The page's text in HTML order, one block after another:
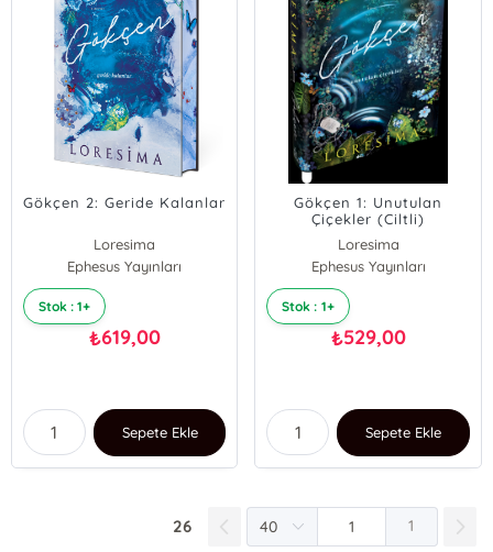
Gökçen 2: Geride Kalanlar
Loresima
Ephesus Yayınları
Stok : 1+
₺619,00
Sepete Ekle
Gökçen 1: Unutulan
Çiçekler (Ciltli)
Loresima
Ephesus Yayınları
Stok : 1+
₺529,00
Sepete Ekle
26 1